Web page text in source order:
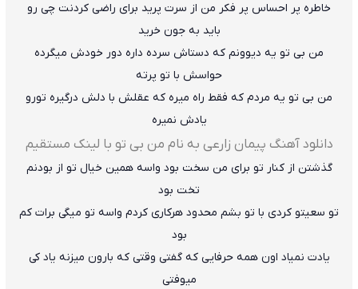
خاطره پر احساس پر فکر من از سرت پرید برای راضی کردنت چی رو
باید به جون خرید
من بی تو یه دیوونم که دستاش سرده داره دور خودش میگرده
حواسش با تو پرته
من بی تو یه مردم که فقط راه میره که عقلش با دلش درگیره تورو
یادش نمیره
دانلود آهنگ پیمان زارعی به نام من بی تو با لینک مستقیم
گذشتن از کنار تو برای من سخت بود واسه همین خیال تو از بودنم
تخت بود
تو سعیتو کردی با تو بشم محدود هرکاری کردم واسه تو میگی برات کم
بود
یادت نمیاد اون همه حرفایی که گفتی وقتی که بارون میزنه یاد کی
میوفتی